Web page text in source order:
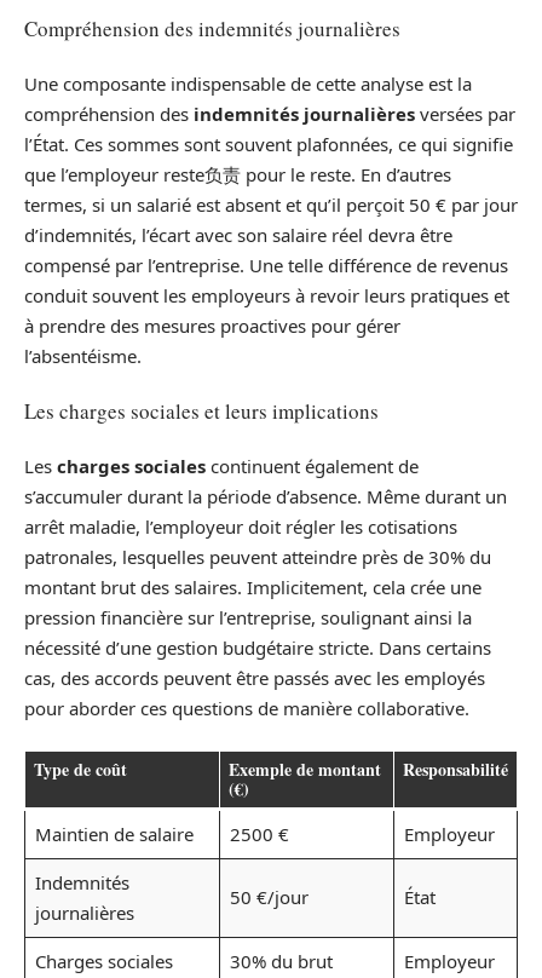
Compréhension des indemnités journalières
Une composante indispensable de cette analyse est la
compréhension des indemnités journalières versées par
l’État. Ces sommes sont souvent plafonnées, ce qui signifie
que l’employeur reste负责 pour le reste. En d’autres
termes, si un salarié est absent et qu’il perçoit 50 € par jour
d’indemnités, l’écart avec son salaire réel devra être
compensé par l’entreprise. Une telle différence de revenus
conduit souvent les employeurs à revoir leurs pratiques et
à prendre des mesures proactives pour gérer
l’absentéisme.
Les charges sociales et leurs implications
Les charges sociales continuent également de
s’accumuler durant la période d’absence. Même durant un
arrêt maladie, l’employeur doit régler les cotisations
patronales, lesquelles peuvent atteindre près de 30% du
montant brut des salaires. Implicitement, cela crée une
pression financière sur l’entreprise, soulignant ainsi la
nécessité d’une gestion budgétaire stricte. Dans certains
cas, des accords peuvent être passés avec les employés
pour aborder ces questions de manière collaborative.
Type de coût Exemple de montant
(€)
Responsabilité
Maintien de salaire 2500 €
Employeur
Indemnités
journalières
50 €/jour État
Charges sociales 30% du brut Employeur